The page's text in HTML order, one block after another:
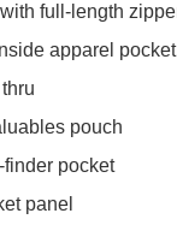
full-length
apparel pocket
pouch
pocket
panel